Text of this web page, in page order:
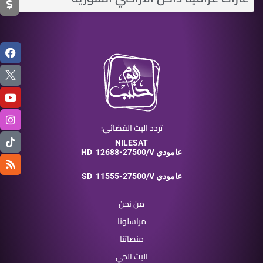
تردد البث الفضائي:
NILESAT
HD
12688-27500/V عامودي
SD 11555-27500/V عامودي
من نحن
مراسلونا
منصاتنا
البث الحي